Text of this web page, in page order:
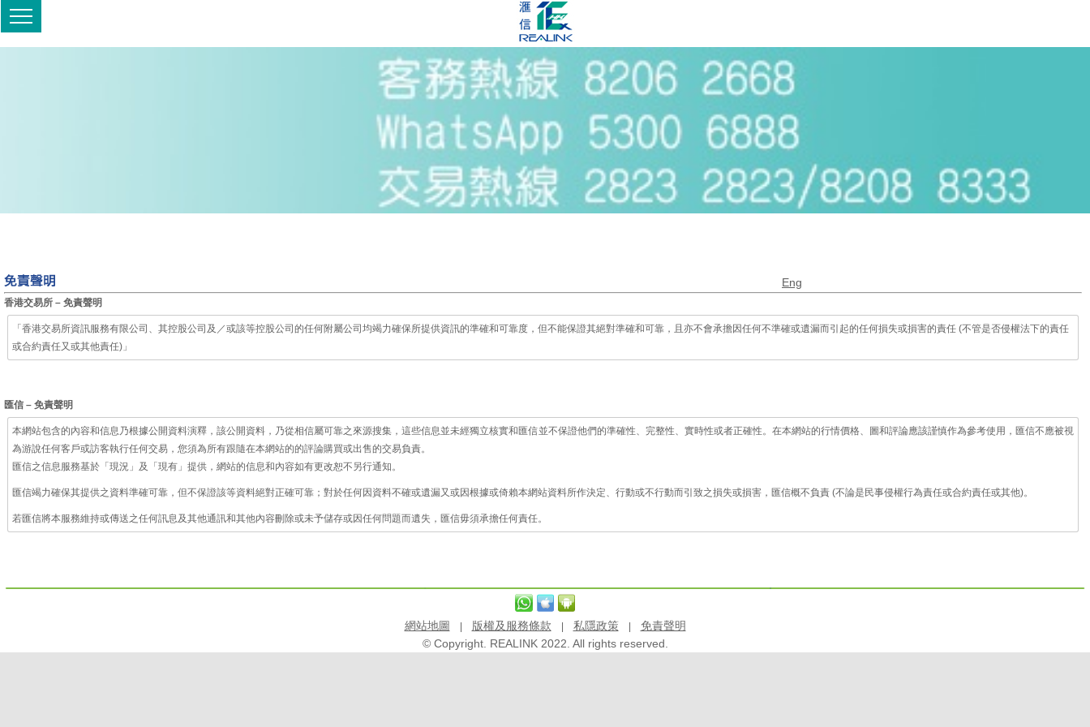
Eng
香港交易所 – 免責聲明
「香港交易所資訊服務有限公司、其控股公司及／或該等控股公司的任何附屬公司均竭力確保所提供資訊的準確和可靠度，但不能保證其絕對準確和可靠，且亦不會承擔因任何不準確或遺漏而引起的任何損失或損害的責任 (不管是否侵權法下的責任
或合約責任又或其他責任)」
匯信 – 免責聲明
本網站包含的內容和信息乃根據公開資料演釋，該公開資料，乃從相信屬可靠之來源搜集，這些信息並未經獨立核實和匯信並不保證他們的準確性、完整性、實時性或者正確性。在本網站的行情價格、圖和評論應該謹慎作為參考使用，匯信不應被視
為游說任何客戶或訪客執行任何交易，您須為所有跟隨在本網站的的評論購買或出售的交易負責。
匯信之信息服務基於「現況」及「現有」提供，網站的信息和內容如有更改恕不另行通知。
匯信竭力確保其提供之資料準確可靠，但不保證該等資料絕對正確可靠；對於任何因資料不確或遺漏又或因根據或倚賴本網站資料所作決定、行動或不行動而引致之損失或損害，匯信概不負責 (不論是民事侵權行為責任或合約責任或其他)。
若匯信將本服務維持或傳送之任何訊息及其他通訊和其他內容刪除或未予儲存或因任何問題而遺失，匯信毋須承擔任何責任。
網站地圖 | 版權及服務條款 | 私隱政策| 免責聲明
© Copyright. REALINK 2022. All rights reserved.